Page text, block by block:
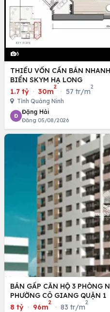
6
THIẾU VỐN CẦN BÁN
BIỂN SKYM HẠ LONG
1.7 tỷ · 30m
2
· 57 tr/m
2
Tỉnh Quảng Ninh
Đ
Đặng Hải
Đăng 05/08/2026
BÁN GẤP CĂN HỘ 3 PHÒNG
PHƯỜNG CÔ GIANG QUẬN 1
8 tỷ · 96m
2
· 83 tr/m
2